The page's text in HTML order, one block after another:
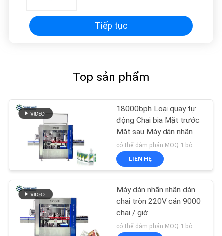
Tiếp tục
Top sản phẩm
18000bph Loại quay tự
động Chai bia Mặt trước
Mặt sau Máy dán nhãn
có thể đàm phán MOQ:1 bộ
LIÊN HỆ
Máy dán nhãn nhãn dán
chai tròn 220V cán 9000
chai / giờ
có thể đàm phán MOQ:1 bộ